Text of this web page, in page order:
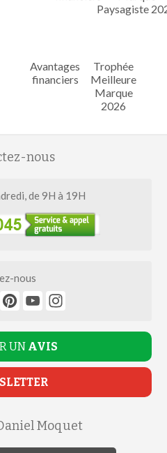
Avantages
financiers
Trophée
Meilleure
Marque
2026
nous
de 9H à 19H
nous
UN AVIS
Moquet